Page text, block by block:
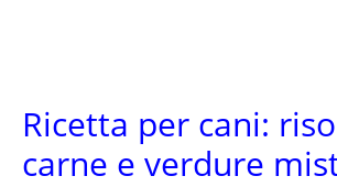
Ricetta per cani:
carne e verdure